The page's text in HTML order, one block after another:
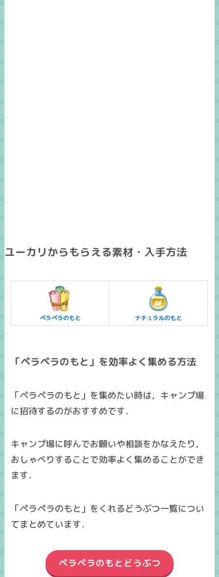
ユーカリからもらえる素材・入手方法
ペラペラのもと ナチュラルのもと
「ペラペラのもと」を効率よく集める方法
「ペラペラのもと」を集めたい時は，キャンプ場
に招待するのがおすすめです．
キャンプ場に呼んでお願いや相談をかなえたり，
おしゃべりすることで効率よく集めることができ
ます．
「ペラペラのもと」をくれるどうぶつ一覧につい
てまとめています．
ペラペラのもとどうぶつ